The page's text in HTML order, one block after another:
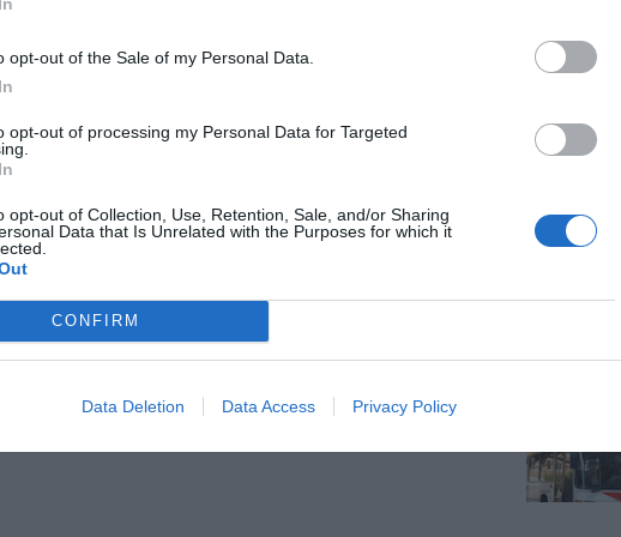
opt-out of the Sale of my Personal Data.
opt-out of processing my Personal Data for Targeted
opt-out of Collection, Use, Retention, Sale, and/or Sharing
Data that Is Unrelated with the Purposes for which it
CONFIRM
Data Deletion Data Access Privacy Policy